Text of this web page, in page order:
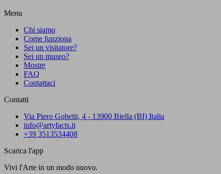
Menu
Chi siamo
Come funziona
Sei un visitatore?
Sei un museo?
Mostre
FAQ
Contattaci
Contatti
Via Piero Gobetti, 4 - 13900 Biella (BI) Italia
info@artyfacts.it
+39 3513534408
Scarica l'app
Vivi l'Arte in un modo nuovo.